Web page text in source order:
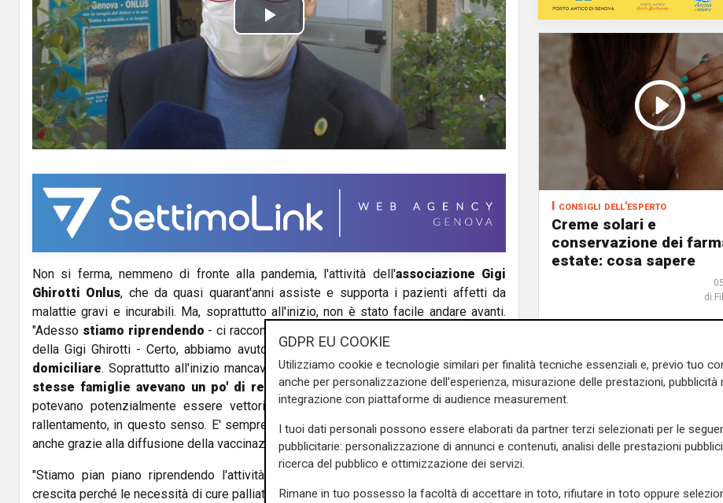
P
l
y
V
e
o
Non si ferma, nemmeno di fronte alla pandemia, l'attività dell'associazione Gigi
Ghirotti Onlus, che da quasi quarant'anni assiste e supporta i pazienti affetti da
malattie gravi e incurabili. Ma, soprattutto all'inizio, non è stato facile andare avanti.
"Adesso stiamo riprendendo - ci racconta Franco henriquet, fondatore e presidente
della Gigi Ghirotti - Certo, abbiamo avuto undeclino nei numeri dell'assistenza
domiciliare. Soprattutto all'inizio mancavano anche i presidi di protezione. E poile
stesse famiglie avevano un po' di remorenel far entrare in casa persone che
potevano potenzialmente essere vettori del contagio. Quindi c'è stato un po' di
rallentamento, in questo senso. E' sempre proseguita però e ora stiamo riprendendo
anche grazie alla diffusione della vaccinazione".
"Stiamo pian piano riprendendo l'attività ordinaria - aggiunge - che è sempre in
crescita perché le necessità di cure palliative è sempre in aumento. Non ci sono solo i
I consigli dell'esperto
Creme solari e
conservazione dei
estate: cosa sapere
di
GDPR EU COOKIE
Utilizziamo cookie e tecnologie similari per finalità tecniche essenziali e, previo tuo
anche per personalizzazione dell'esperienza, misurazione delle prestazioni, pubblicità
integrazione con piattaforme di audience measurement.
I tuoi dati personali possono essere elaborati da partner terzi selezionati per le
pubblicitarie: personalizzazione di annunci e contenuti, analisi delle prestazioni
ricerca del pubblico e ottimizzazione dei servizi.
Rimane in tuo possesso la facoltà di accettare in toto, rifiutare in toto oppure